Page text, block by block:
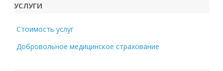
УСЛУГИ
Стоимость услуг
Добровольное медицинское страхование